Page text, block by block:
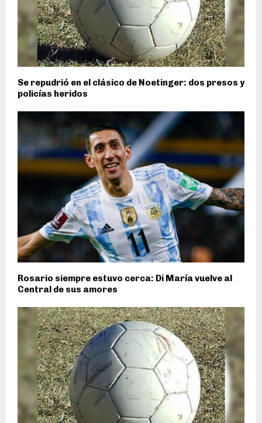
Se repudrió en el clásico de Noetinger: dos presos y
policías heridos
Rosario siempre estuvo cerca: Di María vuelve al
Central de sus amores